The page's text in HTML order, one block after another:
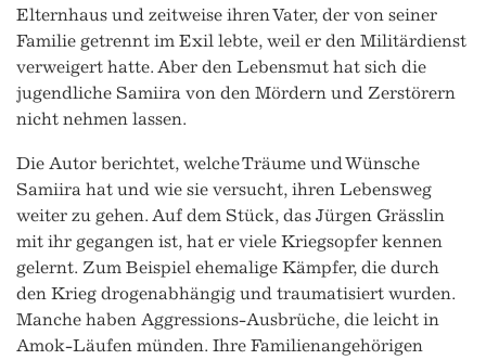
Elternhaus und zeitweise ihren Vater, der von seiner
Familie getrennt im Exil lebte, weil er den Militärdienst
verweigert hatte. Aber den Lebensmut hat sich die
jugendliche Samiira von den Mördern und Zerstörern
nicht nehmen lassen.
Die Autor berichtet, welche Träume und Wünsche
Samiira hat und wie sie versucht, ihren Lebensweg
weiter zu gehen. Auf dem Stück, das Jürgen Grässlin
mit ihr gegangen ist, hat er viele Kriegsopfer kennen
gelernt. Zum Beispiel ehemalige Kämpfer, die durch
den Krieg drogenabhängig und traumatisiert wurden.
Manche haben Aggressions-Ausbrüche, die leicht in
Amok-Läufen münden. Ihre Familienangehörigen